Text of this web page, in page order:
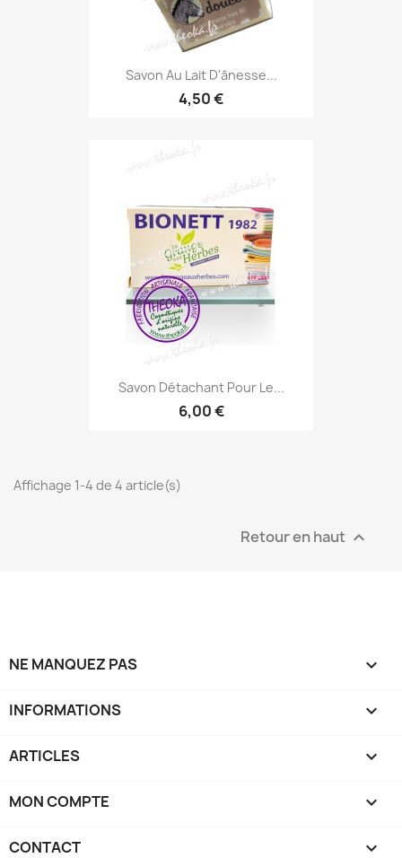
Savon Au Lait D'ânesse...
4,50 €
Savon Détachant Pour Le...
6,00 €
Affichage 1-4 de 4 article(s)
Retour en haut 
NE MANQUEZ PAS 
INFORMATIONS 
ARTICLES 
MON COMPTE 
CONTACT 